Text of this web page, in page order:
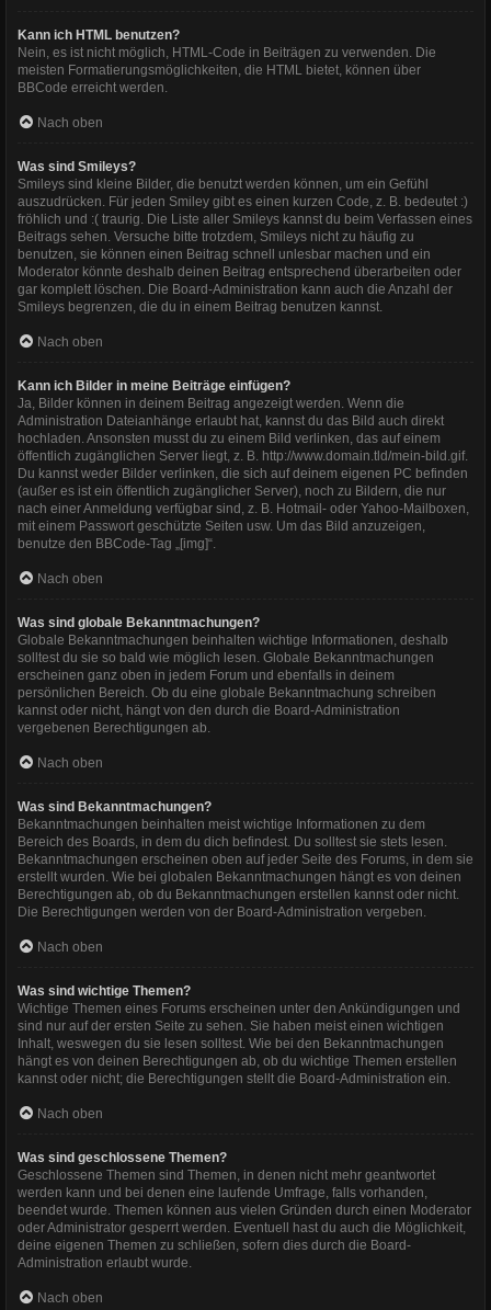
Kann ich HTML benutzen?
Nein, es ist nicht möglich, HTML-Code in Beiträgen zu verwenden. Die
meisten Formatierungsmöglichkeiten, die HTML bietet, können über
BBCode erreicht werden.
Nach oben
Was sind Smileys?
Smileys sind kleine Bilder, die benutzt werden können, um ein Gefühl
auszudrücken. Für jeden Smiley gibt es einen kurzen Code, z. B. bedeutet :)
fröhlich und :( traurig. Die Liste aller Smileys kannst du beim Verfassen eines
Beitrags sehen. Versuche bitte trotzdem, Smileys nicht zu häufig zu
benutzen, sie können einen Beitrag schnell unlesbar machen und ein
Moderator könnte deshalb deinen Beitrag entsprechend überarbeiten oder
gar komplett löschen. Die Board-Administration kann auch die Anzahl der
Smileys begrenzen, die du in einem Beitrag benutzen kannst.
Nach oben
Kann ich Bilder in meine Beiträge einfügen?
Ja, Bilder können in deinem Beitrag angezeigt werden. Wenn die
Administration Dateianhänge erlaubt hat, kannst du das Bild auch direkt
hochladen. Ansonsten musst du zu einem Bild verlinken, das auf einem
öffentlich zugänglichen Server liegt, z. B. http://www.domain.tld/mein-bild.gif.
Du kannst weder Bilder verlinken, die sich auf deinem eigenen PC befinden
(außer es ist ein öffentlich zugänglicher Server), noch zu Bildern, die nur
nach einer Anmeldung verfügbar sind, z. B. Hotmail- oder Yahoo-Mailboxen,
mit einem Passwort geschützte Seiten usw. Um das Bild anzuzeigen,
benutze den BBCode-Tag „[img]“.
Nach oben
Was sind globale Bekanntmachungen?
Globale Bekanntmachungen beinhalten wichtige Informationen, deshalb
solltest du sie so bald wie möglich lesen. Globale Bekanntmachungen
erscheinen ganz oben in jedem Forum und ebenfalls in deinem
persönlichen Bereich. Ob du eine globale Bekanntmachung schreiben
kannst oder nicht, hängt von den durch die Board-Administration
vergebenen Berechtigungen ab.
Nach oben
Was sind Bekanntmachungen?
Bekanntmachungen beinhalten meist wichtige Informationen zu dem
Bereich des Boards, in dem du dich befindest. Du solltest sie stets lesen.
Bekanntmachungen erscheinen oben auf jeder Seite des Forums, in dem sie
erstellt wurden. Wie bei globalen Bekanntmachungen hängt es von deinen
Berechtigungen ab, ob du Bekanntmachungen erstellen kannst oder nicht.
Die Berechtigungen werden von der Board-Administration vergeben.
Nach oben
Was sind wichtige Themen?
Wichtige Themen eines Forums erscheinen unter den Ankündigungen und
sind nur auf der ersten Seite zu sehen. Sie haben meist einen wichtigen
Inhalt, weswegen du sie lesen solltest. Wie bei den Bekanntmachungen
hängt es von deinen Berechtigungen ab, ob du wichtige Themen erstellen
kannst oder nicht; die Berechtigungen stellt die Board-Administration ein.
Nach oben
Was sind geschlossene Themen?
Geschlossene Themen sind Themen, in denen nicht mehr geantwortet
werden kann und bei denen eine laufende Umfrage, falls vorhanden,
beendet wurde. Themen können aus vielen Gründen durch einen Moderator
oder Administrator gesperrt werden. Eventuell hast du auch die Möglichkeit,
deine eigenen Themen zu schließen, sofern dies durch die Board-
Administration erlaubt wurde.
Nach oben